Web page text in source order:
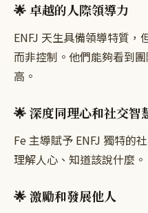
🌟 卓越的人際領導力
ENFJ 天生具備領導特質，
而非控制。他們能夠看到
高。
🌟 深度同理心和社交智
Fe 主導賦予 ENFJ 獨特的
理解人心、知道該說什麼。
🌟 激勵和發展他人